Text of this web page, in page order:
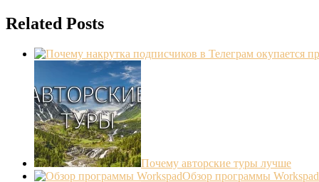
Related Posts
Почему авторские туры лучше
Обзор программы Workspad